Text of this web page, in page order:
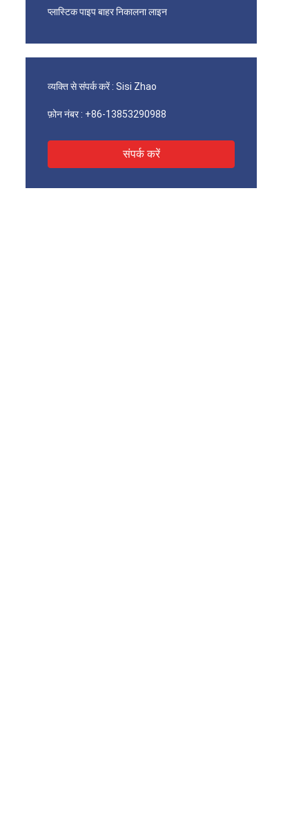
प्लास्टिक पाइप बाहर निकालना लाइन
व्यक्ति से संपर्क करें : Sisi Zhao
फ़ोन नंबर : +86-13853290988
संपर्क करें